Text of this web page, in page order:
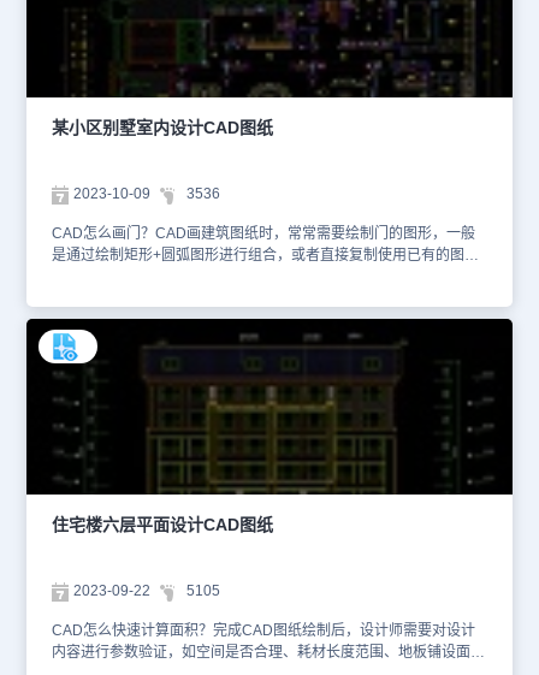
情况，并且针对女儿墙、出屋面烟道、屋面檐口、屋脊大样等关键结
构，都进行了详细的出图说明。此外设计在CAD图纸上还标注了建筑
行业特殊符号，例如轴号、粗糙度等特殊符号，让设计方案更加符合
行业制图规范。本文仅截取了部分设计图纸信息，详细的设计方案内
容可以在浩辰CAD官网进行检索查找。大家还可以下载安装浩辰
CAD进行制图练习。本CAD制图素材仅用于互相学习资料，请勿商
用。
某小区别墅室内设计CAD图纸
2023-10-09 3536
CAD怎么画门？CAD画建筑图纸时，常常需要绘制门的图形，一般
是通过绘制矩形+圆弧图形进行组合，或者直接复制使用已有的图
筑设计】—【门窗】—【门窗】即可。本文件是CAD别墅室内设计资
源中、使用CAD软件绘制的某小区别墅室内设计CAD图纸。该图纸
是某小区别墅室内设计图纸，设计师不仅绘制了客厅、卧室、厨房等
室内空间装潢设计，还根据庭外空间，结合观赏、生活、私密等需
求，设计了四围花园、停车位、围墙等内容。 除了提供CAD门窗命
令外，浩辰CAD建筑还提供了墙体、轴线、屋顶、楼梯等专业设计模
块，帮助设计师快速提高绘图效率。本文仅截取了部分设计图纸信
息，详细的设计方案内容可以在浩辰CAD官网进行检索查找。本
CAD制图素材仅用于互相学习资料，请勿商用。
住宅楼六层平面设计CAD图纸
2023-09-22 5105
CAD怎么快速计算面积？完成CAD图纸绘制后，设计师需要对设计
内容进行参数验证，如空间是否合理、耗材长度范围、地板铺设面积